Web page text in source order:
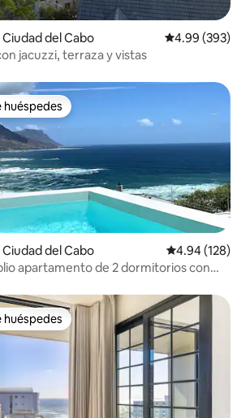
del Cabo Calificación
4.99 (393)
jacuzzi, terraza y vistas
preferido
huéspedes
del Cabo Calificación
4.94 (128)
apartamento de 2 dormitorios con
preferido
huéspedes